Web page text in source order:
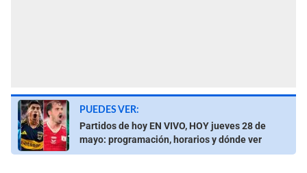
PUEDES VER:
Partidos de hoy EN VIVO, HOY jueves 28 de
mayo: programación, horarios y dónde ver